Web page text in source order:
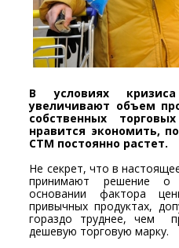
В условиях
увеличивают объем
собственных
нравится экономить,
СТМ постоянно растет.
Не секрет, что в
принимают решение о
основании фактора
привычных продуктах,
гораздо труднее, чем
дешевую торговую марку.